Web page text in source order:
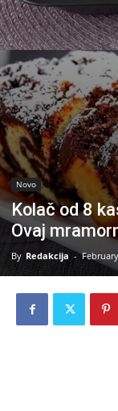
Novo
Kolač od 8
Ovaj
By Redakcija -